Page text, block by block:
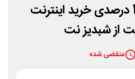
کد تخفیف 10 درصدی خرید اینترنت
از شبدیز نت
منقضی شده